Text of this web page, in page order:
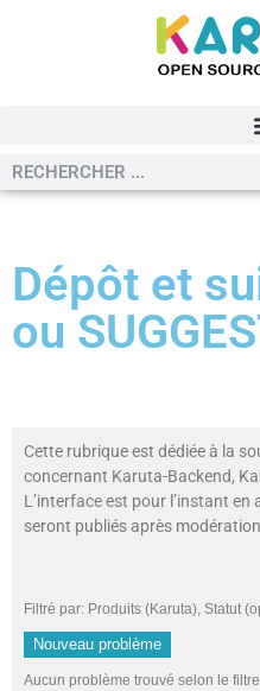
Dépôt et
ou
Cette rubrique est dédiée à la
concernant Karuta-Backend,
L’interface est pour l’instant
seront publiés après
Filtré par: Produits (Karuta),
Nouveau problème
Aucun problème trouvé selon le